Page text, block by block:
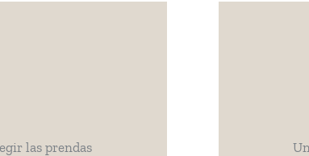
las prendas